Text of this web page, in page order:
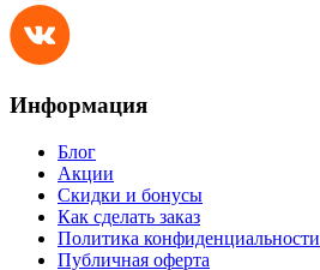
Информация
Блог
Акции
Скидки и бонусы
Как сделать заказ
Политика конфиденциальности
Публичная оферта